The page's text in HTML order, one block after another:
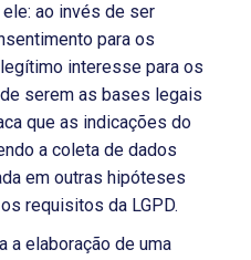
ao invés de ser
para os
interesse para os
serem as bases legais
que as indicações do
a coleta de dados
em outras hipóteses
requisitos da LGPD.
a elaboração de uma